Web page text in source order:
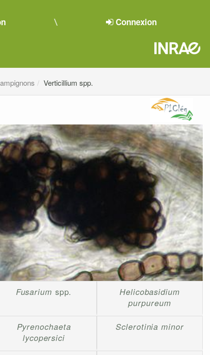
Connexion
Verticillium spp.
Fusarium spp.
Helicobasidium
purpureum
Pyrenochaeta
lycopersici
Sclerotinia minor